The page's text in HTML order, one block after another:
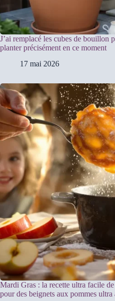
J’ai remplacé les cubes de bouillon
planter précisément en ce moment
17 mai 2026
Mardi Gras : la recette ultra facile
pour des beignets aux pommes ultra